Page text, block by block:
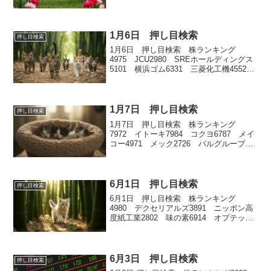
押し目検索 1月6日 押し目検索
1月6日 押し目検索 株ランキング
4975 JCU2980 SREホールディングス
5101 横浜ゴム6331 三菱化工機4552
押し目検索 1月7日 押し目検索
1月7日 押し目検索 株ランキング
7972 イトーキ7984 コクヨ6787 メイ
コー4971 メック2726 パルグループホ
押し目検索 6月1日 押し目検索
6月1日 押し目検索 株ランキング
4980 デクセリアルズ3891 ニッポン高
度紙工業2802 味の素6914 オプテック
押し目検索 6月3日 押し目検索